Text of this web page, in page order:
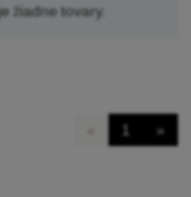
žiadne tovary.
1 »